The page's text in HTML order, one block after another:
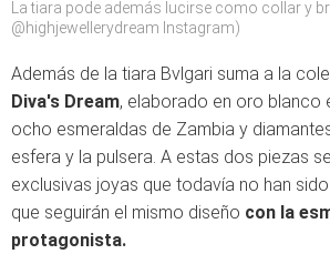
La tiara pode además lucirse como collar y
@highjewellerydream Instagram)
Además de la tiara Bvlgari suma a la
Diva's Dream, elaborado en oro blanco
ocho esmeraldas de Zambia y
esfera y la pulsera. A estas dos piezas
exclusivas joyas que todavía no han
que seguirán el mismo diseño con la
protagonista.